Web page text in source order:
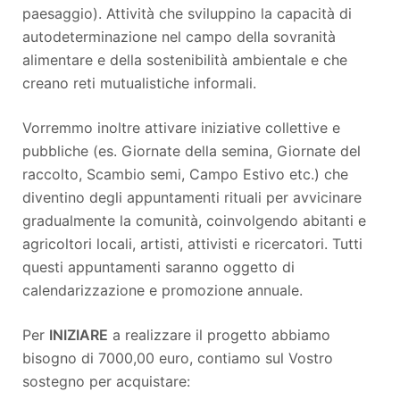
paesaggio). Attività che sviluppino la capacità di
autodeter­minazione nel campo della sovranità
alimentare e della sostenibilità ambientale e che
creano reti mutualistiche informali.
Vorremmo inoltre attivare iniziative collettive e
pubbliche (es. Giornate della semina, Giornate del
raccolto, Scambio semi, Campo Estivo etc.) che
diventino degli appuntamenti rituali per avvicinare
gradualmente la comunità, coinvolgendo abitanti e
agricoltori locali, artisti, attivisti e ricercatori. Tutti
questi appuntamenti saranno oggetto di
calendarizzazione e promozione annuale.
Per INIZIARE a realizzare il progetto abbiamo
bisogno di 7000,00 euro, contiamo sul Vostro
sostegno per acquistare: